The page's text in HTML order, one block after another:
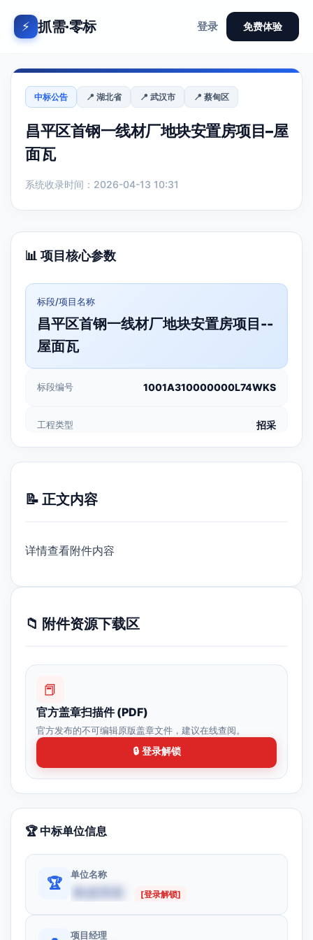
⚡ 抓需·零标 登录 免费体验
中标公告 📍 湖北省 📍 武汉市 📍 蔡甸区
昌平区首钢一线材厂地块安置房项目–屋
面瓦
系统收录时间：2026-04-13 10:31
📊 项目核心参数
标段/项目名称
昌平区首钢一线材厂地块安置房项目--
屋面瓦
标段编号 1001A310000000L74WKS
工程类型 招采
📝 正文内容
详情查看附件内容
📁 附件资源下载区
📕
官方盖章扫描件 (PDF)
官方发布的不可编辑原版盖章文件，建议在线查阅。
🔒 登录解锁
🏆 中标单位信息
🏆
单位名称
[登录解锁]
项目经理